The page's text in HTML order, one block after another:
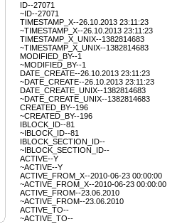
ID--27071
~ID--27071
TIMESTAMP_X--26.10.2013 23:11:23
~TIMESTAMP_X--26.10.2013 23:11:23
TIMESTAMP_X_UNIX--1382814683
~TIMESTAMP_X_UNIX--1382814683
MODIFIED_BY--1
~MODIFIED_BY--1
DATE_CREATE--26.10.2013 23:11:23
~DATE_CREATE--26.10.2013 23:11:23
DATE_CREATE_UNIX--1382814683
~DATE_CREATE_UNIX--1382814683
CREATED_BY--196
~CREATED_BY--196
IBLOCK_ID--81
~IBLOCK_ID--81
IBLOCK_SECTION_ID--
~IBLOCK_SECTION_ID--
ACTIVE--Y
~ACTIVE--Y
ACTIVE_FROM_X--2010-06-23 00:00:00
~ACTIVE_FROM_X--2010-06-23 00:00:00
ACTIVE_FROM--23.06.2010
~ACTIVE_FROM--23.06.2010
ACTIVE_TO--
~ACTIVE_TO--